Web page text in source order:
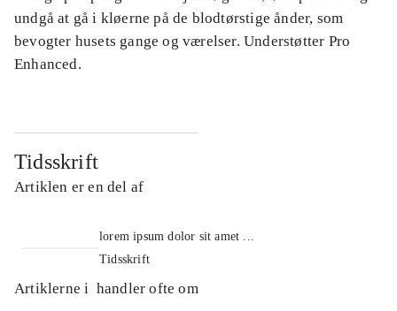
undgå at gå i kløerne på de blodtørstige ånder, som
bevogter husets gange og værelser. Understøtter Pro
Enhanced.
Tidsskrift
Artiklen er en del af
lorem ipsum dolor sit amet ...
Tidsskrift
Artiklerne i handler ofte om